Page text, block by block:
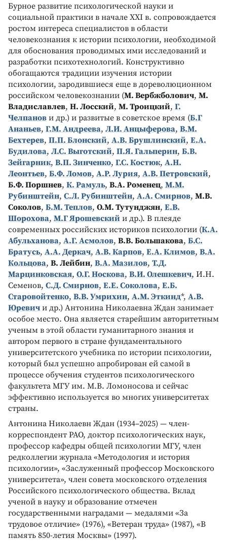
Бурное развитие психологической науки и
социальной практики в начале XXI в. сопровождается
ростом интереса специалистов в области
человекознания к истории психологии, необходимой
для обоснования проводимых ими исследований и
разработки психотехнологий. Конструктивно
обогащаются традиции изучения истории
психологии, зародившиеся еще в дореволюционном
российском человекознании (М. Вербжболович, М.
Владиславлев, Н. Лосский, М. Троицкий, Г.
Челпанов и др.) и развитые в советское время (Б.Г
Ананьев, Г.М. Андреева, Л.И. Анцыферова, В.М.
Бехтерев, П.П. Блонский, А.В. Брушлинский, Е.А.
Будилова, Л.С. Выготский, П.Я. Гальперин, Б.В.
Зейгарник, В.П. Зинченко, Г.С. Костюк, А.Н.
Леонтьев, Б.Ф. Ломов, А.Р. Лурия, А.В. Петровский,
Б.Ф. Поршнев, К. Рамуль, В.А. Роменец, М.М.
Рубинштейн, С.Л. Рубинштейн, А.А. Смирнов, М.В.
Соколов, Б.М. Теплов, О.М. Тутунджян, Е.В.
Шорохова, М.Г Ярошевский и др.). В плеяде
современных российских историков психологии (К.А.
Абульханова, А.Г. Асмолов, В.В. Большакова, Б.С.
Братусь, А.А. Деркач, А.В. Карпов, Е.А. Климов, В.А.
Кольцова, В. Лейбин, В.А. Мазилов, Т.Д.
Марцинковская, О.Г. Носкова, В.И. Олешкевич, И.Н.
Семенов, С.Д. Смирнов, Е.Е. Соколова, Е.Б.
Старовойтенко, В.В. Умрихин, А.М. Эткинд*, А.В.
Юревич и др.) Антонина Николаевна Ждан занимает
особое место. Она является старейшим авторитетным
ученым в этой области гуманитарного знания и
автором первого в стране фундаментального
университетского учебника по истории психологии,
который был успешно апробирован ей самой в
процессе обучения студентов психологического
факультета МГУ им. М.В. Ломоносова и сейчас
эффективно используется во многих университетах
страны.
Антонина Николаевн Ждан (1934–2025) — член-
корреспондент РАО, доктор психологических наук,
профессор кафедры общей психологии МГУ, член
редколлегии журнала «Методология и история
психологии», «Заслуженный профессор Московского
университета», член совета московского отделения
Российского психологического общества. Вклад
ученой в науку и образование отмечен
государственными наградами — медалями «За
трудовое отличие» (1976), «Ветеран труда» (1987), «В
память 850-летия Москвы» (1997).